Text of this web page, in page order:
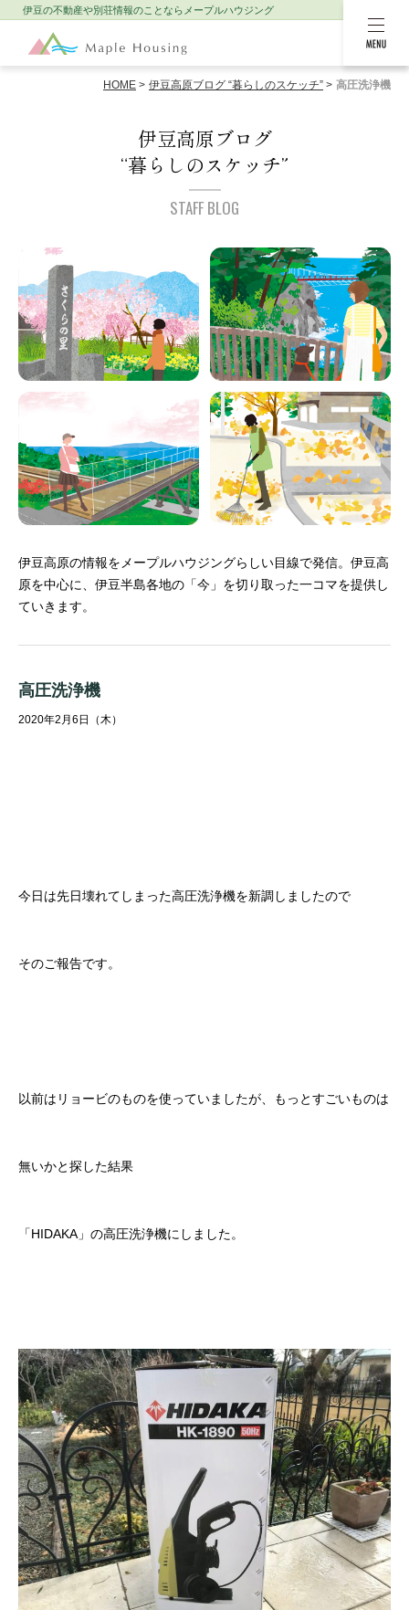
MENU
伊豆の不動産や別荘情報のことなら メープルハウジング
HOME 伊豆高原ブログ “暮らしのスケッチ” 高圧洗浄機
伊豆高原ブログ
“暮らしのスケッチ”
STAFF BLOG
伊豆高原の情報をメープルハウジングらしい目線で発信。 伊豆高
原を中心に、伊豆半島各地の「今」を切り取った一コマを提供し
ていきます。
高圧洗浄機
2020年2月6日（木）
今日は先日壊れてしまった高圧洗浄機を新調しましたので
そのご報告です。
以前はリョービのものを使っていましたが、もっとすごいものは
無いかと探した結果
「HIDAKA」の高圧洗浄機にしました。